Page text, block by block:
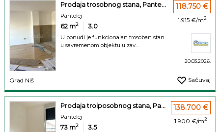
Prodaja trosobnog stana, Pante...
Pantelej
62 m2 3.0
U ponudi je funkcionalan trosoban stan
u savremenom objektu u zav...
118.750 €
1.915 €/m2
20.03.2026.
Grad Niš Sačuvaj
Prodaja troiposobnog stana, Pa...
Pantelej
73 m2 3.5
138.700 €
1.900 €/m2